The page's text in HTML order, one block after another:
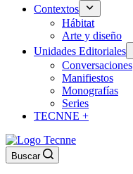
Contextos
Hábitat
Arte y diseño
Unidades Editoriales
Conversaciones
Manifiestos
Monografías
Series
TECNNE +
Buscar